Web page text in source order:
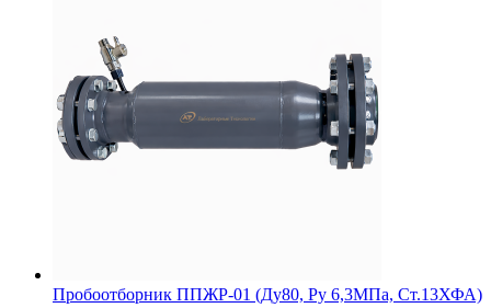
Ст.20)
Пробоотборник ППЖР-01 (Ду80, Ру 6,3МПа, Ст.13ХФА)